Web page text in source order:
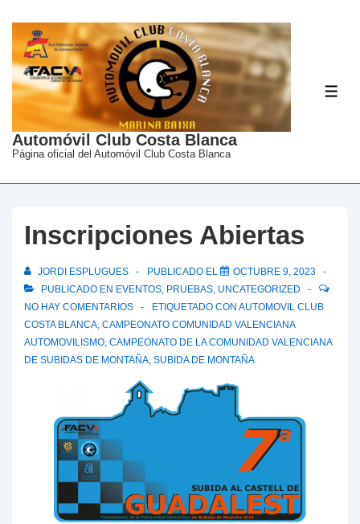
Saltar
contenido
principal
Automóvil Club Costa Blanca
Página oficial del Automóvil Club Costa Blanca
Inscripciones Abiertas
JORDI ESPLUGUES PUBLICADO EL
OCTUBRE 9, 2023
PUBLICADO EN EVENTOS PRUEBAS UNCATEGORIZED
NO HAY COMENTARIOS
ETIQUETADO CON AUTOMOVIL CLUB
COSTA BLANCA CAMPEONATO COMUNIDAD VALENCIANA
AUTOMOVILISMO CAMPEONATO DE LA COMUNIDAD VALENCIANA
DE SUBIDAS DE MONTAÑA SUBIDA DE MONTAÑA